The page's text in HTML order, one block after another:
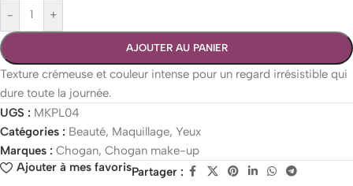
- +
AJOUTER AU PANIER
Texture crémeuse et couleur intense pour un regard irrésistible qui
dure toute la journée.
UGS : MKPL04
Catégories : Beauté, Maquillage, Yeux
Marques : Chogan, Chogan make-up
Ajouter à mes favorisPartager :